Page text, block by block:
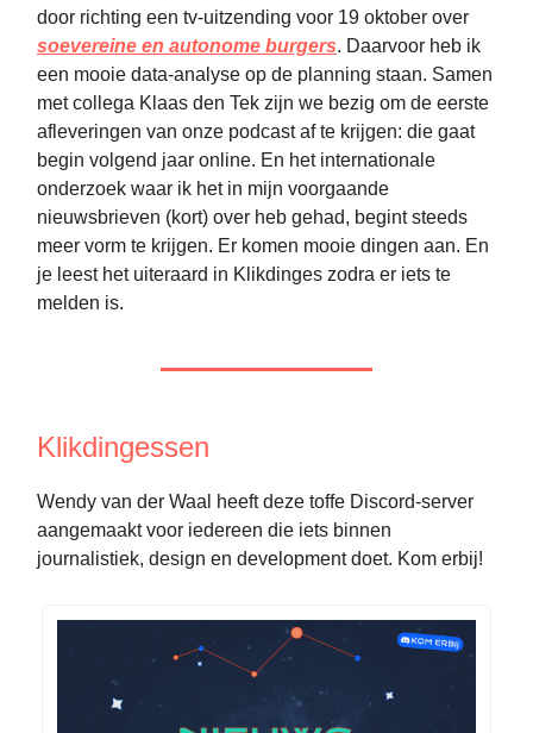
door richting een tv-uitzending voor 19 oktober over
soevereine en autonome burgers. Daarvoor heb ik
een mooie data-analyse op de planning staan. Samen
met collega Klaas den Tek zijn we bezig om de eerste
afleveringen van onze podcast af te krijgen: die gaat
begin volgend jaar online. En het internationale
onderzoek waar ik het in mijn voorgaande
nieuwsbrieven (kort) over heb gehad, begint steeds
meer vorm te krijgen. Er komen mooie dingen aan. En
je leest het uiteraard in Klikdinges zodra er iets te
melden is.
Klikdingessen
Wendy van der Waal heeft deze toffe Discord-server
aangemaakt voor iedereen die iets binnen
journalistiek, design en development doet. Kom erbij!